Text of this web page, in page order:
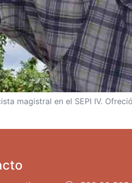
magistral en el SEPI IV.